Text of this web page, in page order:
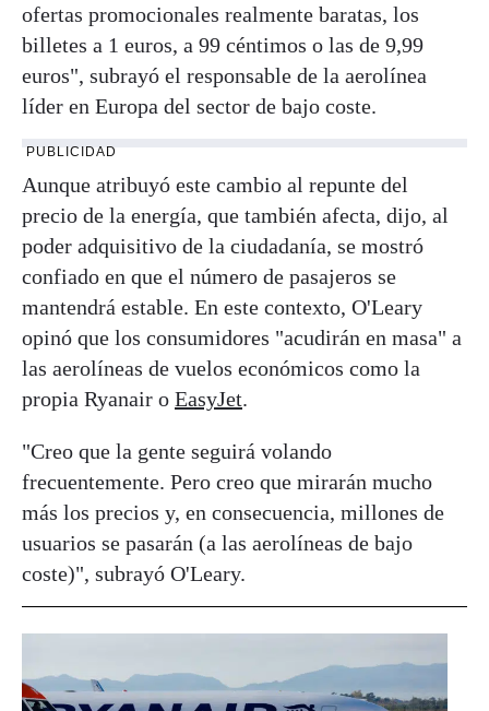
ofertas promocionales realmente baratas, los
billetes a 1 euros, a 99 céntimos o las de 9,99
euros", subrayó el responsable de la aerolínea
líder en Europa del sector de bajo coste.
PUBLICIDAD
Aunque atribuyó este cambio al repunte del
precio de la energía, que también afecta, dijo, al
poder adquisitivo de la ciudadanía, se mostró
confiado en que el número de pasajeros se
mantendrá estable. En este contexto, O'Leary
opinó que los consumidores "acudirán en masa" a
las aerolíneas de vuelos económicos como la
propia Ryanair o EasyJet.
"Creo que la gente seguirá volando
frecuentemente. Pero creo que mirarán mucho
más los precios y, en consecuencia, millones de
usuarios se pasarán (a las aerolíneas de bajo
coste)", subrayó O'Leary.